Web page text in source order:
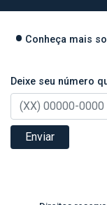
Conheça mais
Deixe seu número
Enviar